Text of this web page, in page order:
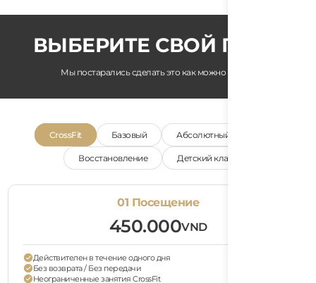
ВЫБЕРИТЕ СВОЙ ПЛАН
Мы постарались сделать это как можно проще
CrossFit Базовый Абсолютный пропуск
Восстановление Детский класс
01 Посещение
450.000VND
Действителен в течение одного дня
Без возврата / Без передачи
Неограниченные занятия CrossFit